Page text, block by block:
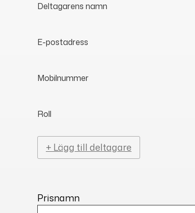
Deltagarens namn
E-postadress
Mobilnummer
Roll
+ Lägg till deltagare
Prisnamn